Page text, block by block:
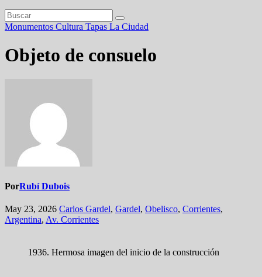
Monumentos Cultura Tapas La Ciudad
Objeto de consuelo
PorRubí Dubois
May 23, 2026 Carlos Gardel, Gardel, Obelisco, Corrientes,
Argentina, Av. Corrientes
1936. Hermosa imagen del inicio de la construcción